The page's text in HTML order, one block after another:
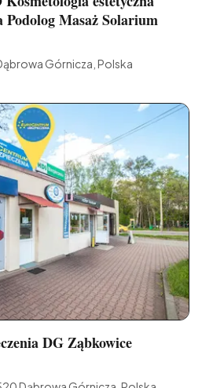
Masaż Solarium
Górnicza, Polska
DG Ząbkowice